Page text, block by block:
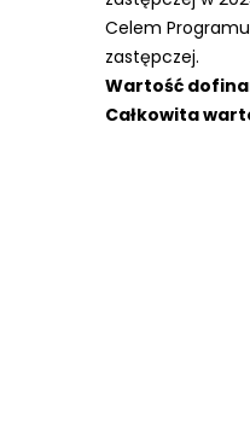
Celem
zastępczej.
Wartość
Całkowita